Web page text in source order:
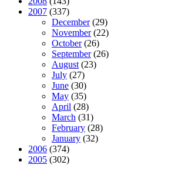
2007 (337)
December(29)
November(22)
October(26)
September(26)
August (23)
July (27)
June (30)
May (35)
April (28)
March (31)
February (28)
January (32)
2006 (374)
2005 (302)